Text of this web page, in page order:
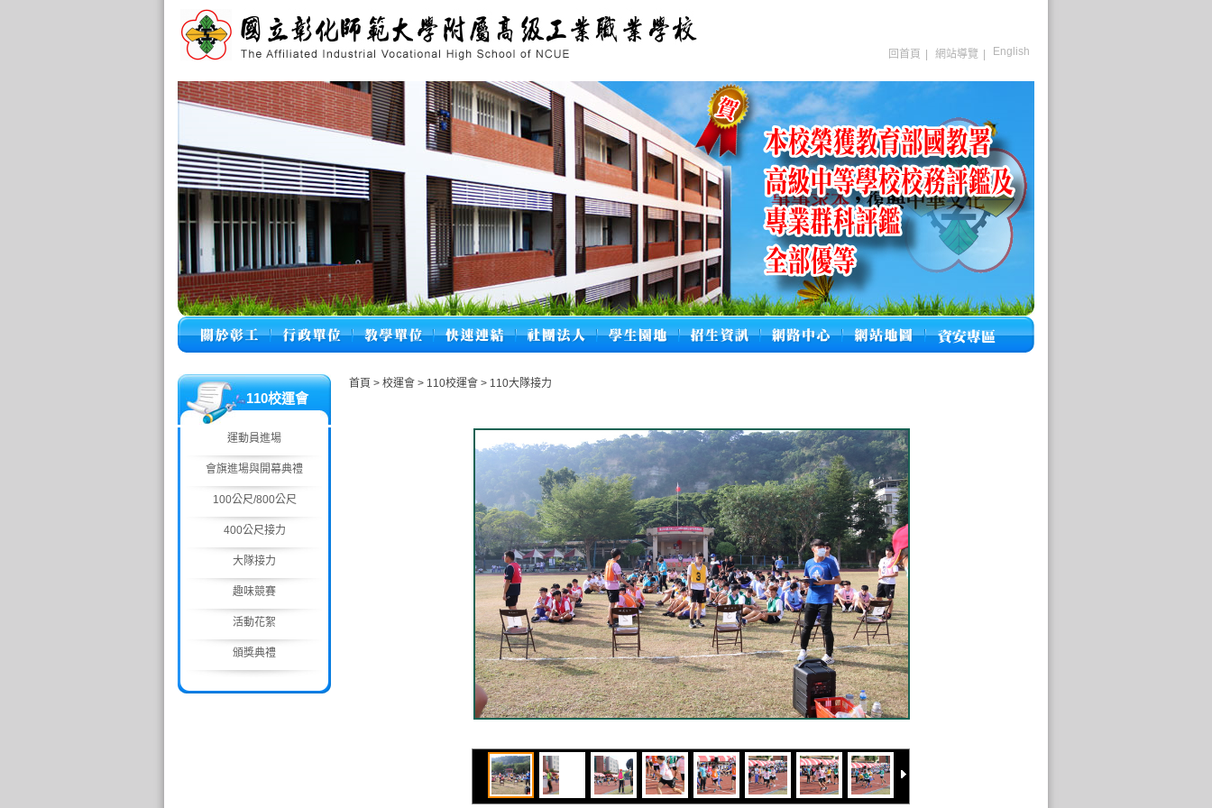
回首頁 網站導覽 English
110校運會
運動員進場
會旗進場與開幕典禮
100公尺/800公尺
400公尺接力
大隊接力
趣味競賽
活動花絮
頒獎典禮
首頁 > 校運會 > 110校運會 > 110大隊接力